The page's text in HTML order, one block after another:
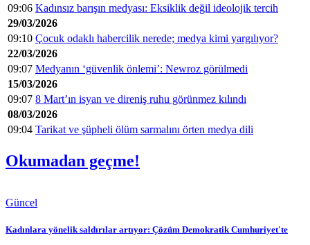
09:06 Kadınsız barışın medyası: Eksiklik değil ideolojik tercih
29/03/2026
09:10 Çocuk odaklı habercilik nerede; medya kimi yargılıyor?
22/03/2026
09:07 Medyanın ‘güvenlik önlemi’: Newroz görülmedi
15/03/2026
09:07 8 Mart’ın isyan ve direniş ruhu görünmez kılındı
08/03/2026
09:04 Tarikat ve şüpheli ölüm sarmalını örten medya dili
Okumadan geçme!
Güncel
Kadınlara yönelik saldırılar artıyor: Çözüm Demokratik Cumhuriyet'te